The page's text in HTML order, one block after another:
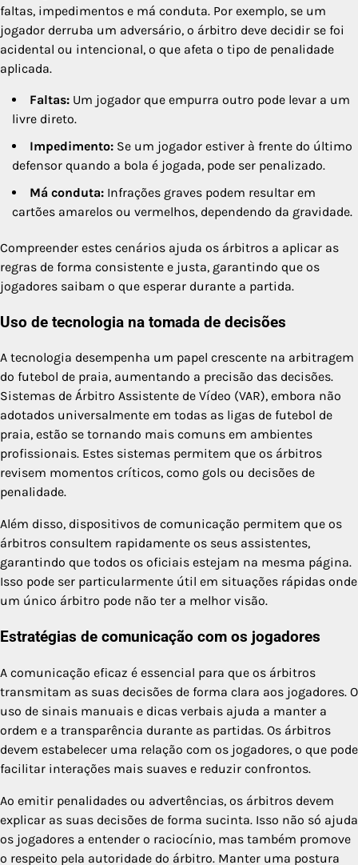
faltas, impedimentos e má conduta. Por exemplo, se um
jogador derruba um adversário, o árbitro deve decidir se foi
acidental ou intencional, o que afeta o tipo de penalidade
aplicada.
Faltas: Um jogador que empurra outro pode levar a um
livre direto.
Impedimento: Se um jogador estiver à frente do último
defensor quando a bola é jogada, pode ser penalizado.
Má conduta: Infrações graves podem resultar em
cartões amarelos ou vermelhos, dependendo da gravidade.
Compreender estes cenários ajuda os árbitros a aplicar as
regras de forma consistente e justa, garantindo que os
jogadores saibam o que esperar durante a partida.
Uso de tecnologia na tomada de decisões
A tecnologia desempenha um papel crescente na arbitragem
do futebol de praia, aumentando a precisão das decisões.
Sistemas de Árbitro Assistente de Vídeo (VAR), embora não
adotados universalmente em todas as ligas de futebol de
praia, estão se tornando mais comuns em ambientes
profissionais. Estes sistemas permitem que os árbitros
revisem momentos críticos, como gols ou decisões de
penalidade.
Além disso, dispositivos de comunicação permitem que os
árbitros consultem rapidamente os seus assistentes,
garantindo que todos os oficiais estejam na mesma página.
Isso pode ser particularmente útil em situações rápidas onde
um único árbitro pode não ter a melhor visão.
Estratégias de comunicação com os jogadores
A comunicação eficaz é essencial para que os árbitros
transmitam as suas decisões de forma clara aos jogadores. O
uso de sinais manuais e dicas verbais ajuda a manter a
ordem e a transparência durante as partidas. Os árbitros
devem estabelecer uma relação com os jogadores, o que pode
facilitar interações mais suaves e reduzir confrontos.
Ao emitir penalidades ou advertências, os árbitros devem
explicar as suas decisões de forma sucinta. Isso não só ajuda
os jogadores a entender o raciocínio, mas também promove
o respeito pela autoridade do árbitro. Manter uma postura